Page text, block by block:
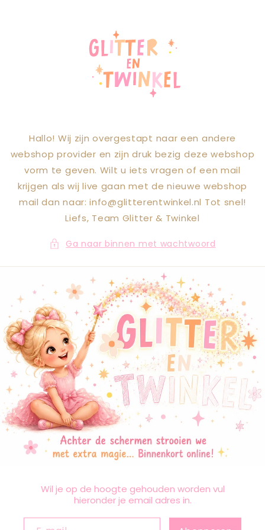
Hallo! Wij zijn overgestapt naar een andere
webshop provider en zijn druk bezig deze webshop
vorm te geven. Wilt u iets vragen of een mail
krijgen als wij live gaan met de nieuwe webshop
mail dan naar: info@glitterentwinkel.nl Tot snel!
Liefs, Team Glitter & Twinkel
Ga naar binnen met wachtwoord
Wil je op de hoogte gehouden worden vul
hieronder je email adres in.